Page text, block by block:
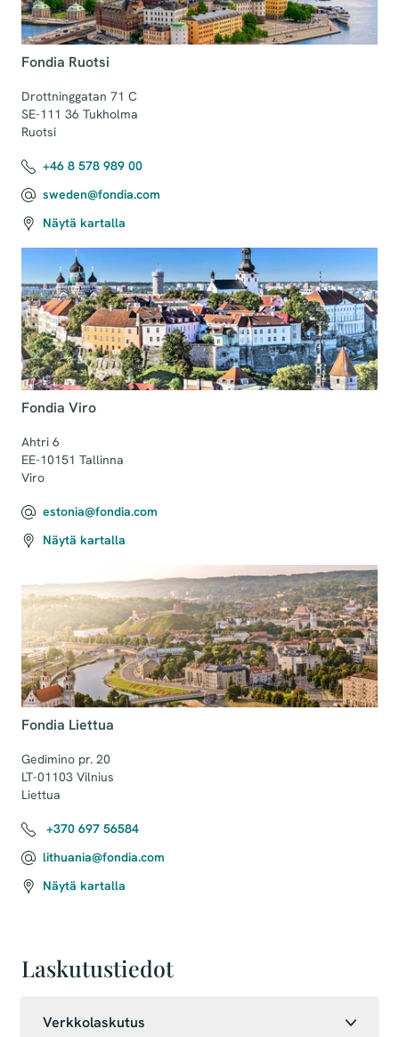
Fondia Ruotsi
Drottninggatan 71 C
SE-111 36 Tukholma
Ruotsi
+46 8 578 989 00
sweden@fondia.com
Näytä kartalla
Fondia Viro
Ahtri 6
EE-10151 Tallinna
Viro
estonia@fondia.com
Näytä kartalla
Fondia Liettua
Gedimino pr. 20
LT-01103 Vilnius
+370 697 56584
lithuania@fondia.com
Näytä kartalla
Laskutustiedot
Verkkolaskutus